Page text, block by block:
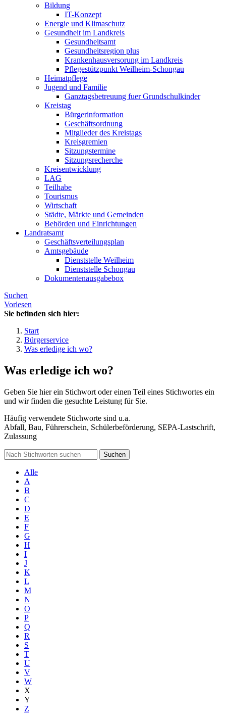
Bildung
IT-Konzept
Energie und Klimaschutz
Gesundheit im Landkreis
Gesundheitsamt
Gesundheitsregion plus
Krankenhausversorung im Landkreis
Pflegestützpunkt Weilheim-Schongau
Heimatpflege
Jugend und Familie
Ganztagsbetreuung fuer Grundschulkinder
Kreistag
Bürgerinformation
Geschäftsordnung
Mitglieder des Kreistags
Kreisgremien
Sitzungstermine
Sitzungsrecherche
Kreisentwicklung
LAG
Teilhabe
Tourismus
Wirtschaft
Städte, Märkte und Gemeinden
Behörden und Einrichtungen
Landratsamt
Geschäftsverteilungsplan
Amtsgebäude
Dienststelle Weilheim
Dienststelle Schongau
Dokumentenausgabebox
Suchen
Vorlesen
Sie befinden sich hier:
Start
Bürgerservice
Was erledige ich wo?
Was erledige ich wo?
Geben Sie hier ein Stichwort oder einen Teil eines Stichwortes ein
und wir finden die gesuchte Leistung für Sie.
Häufig verwendete Stichworte sind u.a.
Abfall, Bau, Führerschein, Schülerbeförderung, SEPA-Lastschrift,
Zulassung
Suchen
Alle
A
B
C
D
E
F
G
H
I
J
K
L
M
N
O
P
Q
R
S
T
U
V
W
X
Y
Z